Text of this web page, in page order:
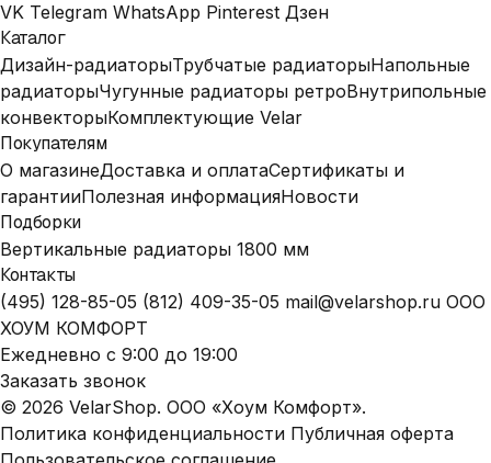
VK Telegram WhatsApp Pinterest Дзен
Каталог
Дизайн-радиаторыТрубчатые радиаторыНапольные
радиаторыЧугунные радиаторы ретроВнутрипольные
конвекторыКомплектующие Velar
Покупателям
О магазинеДоставка и оплатаСертификаты и
гарантииПолезная информацияНовости
Подборки
Вертикальные радиаторы 1800 мм
Контакты
(495) 128-85-05 (812) 409-35-05 mail@velarshop.ru ООО
ХОУМ КОМФОРТ
Ежедневно с 9:00 до 19:00
Заказать звонок
© 2026 VelarShop. ООО «Хоум Комфорт».
Политика конфиденциальности Публичная оферта